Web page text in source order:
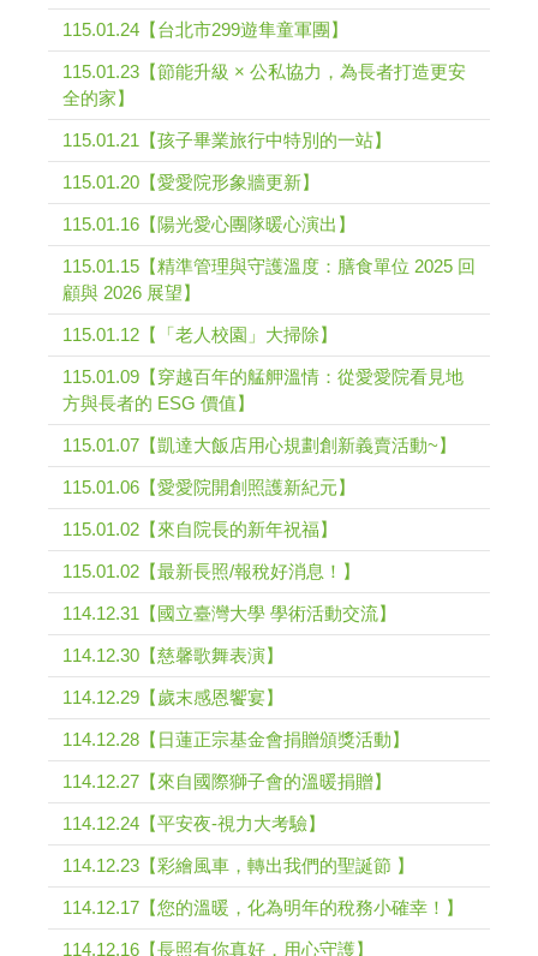
115.01.24【台北市299遊隼童軍團】
115.01.23【節能升級 × 公私協力，為長者打造更安
全的家】
115.01.21【孩子畢業旅行中特別的一站】
115.01.20【愛愛院形象牆更新】
115.01.16【陽光愛心團隊暖心演出】
115.01.15【精準管理與守護溫度：膳食單位 2025 回
顧與 2026 展望】
115.01.12【「老人校園」大掃除】
115.01.09【穿越百年的艋舺溫情：從愛愛院看見地
方與長者的 ESG 價值】
115.01.07【凱達大飯店用心規劃創新義賣活動~】
115.01.06【愛愛院開創照護新紀元】
115.01.02【來自院長的新年祝福】
115.01.02【最新長照/報稅好消息！】
114.12.31【國立臺灣大學 學術活動交流】
114.12.30【慈馨歌舞表演】
114.12.29【歲末感恩饗宴】
114.12.28【日蓮正宗基金會捐贈頒獎活動】
114.12.27【來自國際獅子會的溫暖捐贈】
114.12.24【平安夜-視力大考驗】
114.12.23【彩繪風車，轉出我們的聖誕節 】
114.12.17【您的溫暖，化為明年的稅務小確幸！】
114.12.16【長照有你真好，用心守護】